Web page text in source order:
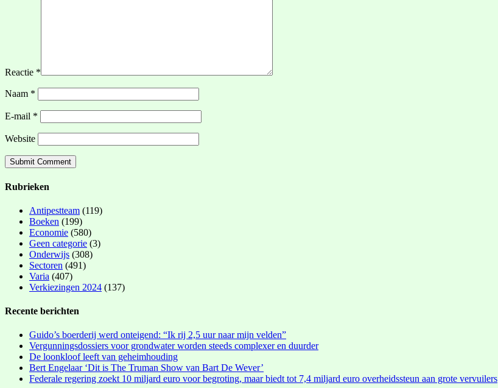
Reactie *
Naam *
E-mail *
Website
Rubrieken
Antipestteam (119)
Boeken (199)
Economie (580)
Geen categorie (3)
Onderwijs (308)
Sectoren (491)
Varia (407)
Verkiezingen 2024 (137)
Recente berichten
Guido’s boerderij werd onteigend: “Ik rij 2,5 uur naar mijn velden”
Vergunningsdossiers voor grondwater worden steeds complexer en duurder
De loonkloof leeft van geheimhouding
Bert Engelaar ‘Dit is The Truman Show van Bart De Wever’
Federale regering zoekt 10 miljard euro voor begroting, maar biedt tot 7,4 miljard euro overheidssteun aan grote vervuilers